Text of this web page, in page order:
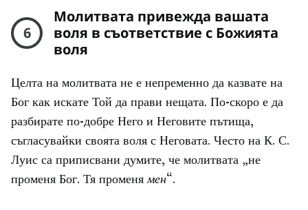
6
Молитвата привежда вашата
воля в съответствие с Божията
воля
Целта на молитвата не е непременно да казвате на
Бог как искате Той да прави нещата. По-скоро е да
разбирате по-добре Него и Неговите пътища,
съгласувайки своята воля с Неговата. Често на К. С.
Луис са приписвани думите, че молитвата „не
променя Бог. Тя променямен“.